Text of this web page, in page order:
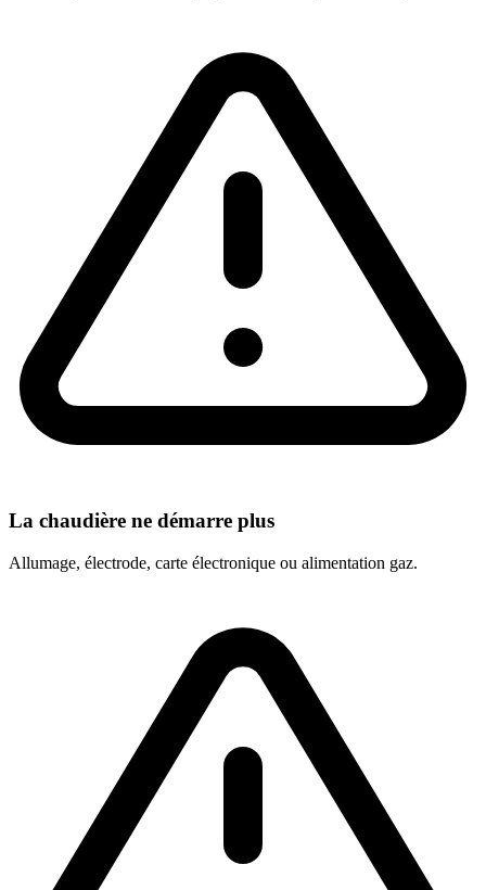
La chaudière ne démarre plus
Allumage, électrode, carte électronique ou alimentation gaz.